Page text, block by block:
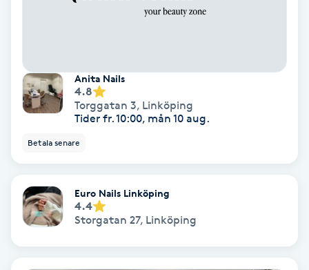
Färgning
Föning
Gelenaglar
Gellack
Anita Nails
4.8
Torggatan 3, Linköping
Tider fr. 10:00, mån 10 aug.
Betala senare
Euro Nails Linköping
4.4
Storgatan 27, Linköping